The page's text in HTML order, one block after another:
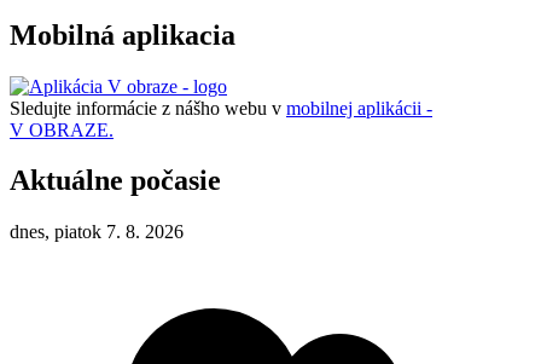
Mobilná aplikacia
Sledujte informácie z nášho webu v mobilnej aplikácii -
V OBRAZE.
Aktuálne počasie
dnes, piatok 7. 8. 2026